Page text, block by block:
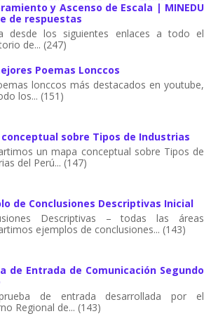
y Ascenso de Escala | MINEDU
de respuestas
desde los siguientes enlaces a todo el
de... (247)
Poemas Lonccos
lonccos más destacados en youtube,
los... (151)
conceptual sobre Tipos de Industrias
un mapa conceptual sobre Tipos de
del Perú... (147)
de Conclusiones Descriptivas Inicial
Descriptivas – todas las áreas
ejemplos de conclusiones... (143)
de Entrada de Comunicación Segundo
de entrada desarrollada por el
Regional de... (143)